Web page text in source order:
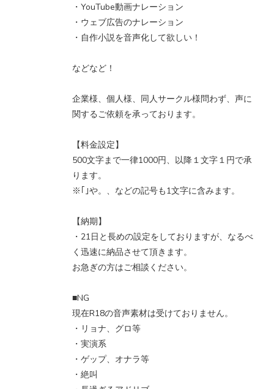
・YouTube動画ナレーション
・ウェブ広告のナレーション
・自作小説を音声化して欲しい！
などなど！
企業様、個人様、同人サークル様問わず、声に
関するご依頼を承っております。
【料金設定】
500文字まで一律1000円、以降１文字１円で承
ります。
※｢｣や。、などの記号も1文字に含みます。
【納期】
・21日と長めの設定をしておりますが、なるべ
く迅速に納品させて頂きます。
お急ぎの方はご相談ください。
■NG
現在R18の音声素材は受けておりません。
・リョナ、グロ等
・実演系
・ゲップ、オナラ等
・絶叫